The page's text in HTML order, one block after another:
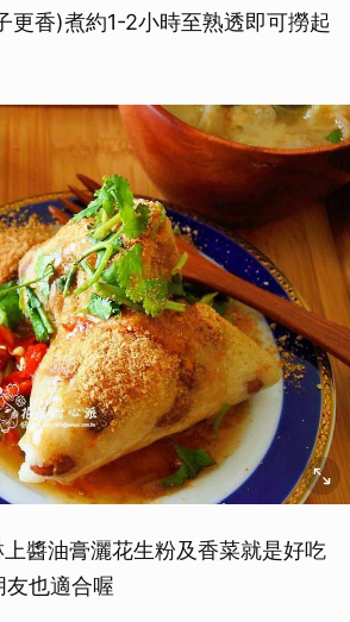
更香)煮約1-2小時至熟透即可撈起
醬油膏灑花生粉及香菜就是好吃
友也適合喔